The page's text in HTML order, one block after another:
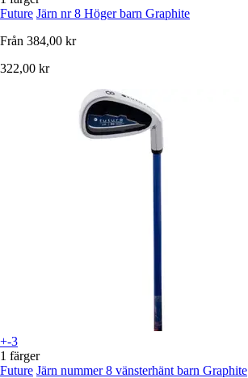
Future Järn nr 8 Höger barn Graphite
Från 384,00 kr
322,00 kr
+-3
1 färger
Future Järn nummer 8 vänsterhänt barn Graphite